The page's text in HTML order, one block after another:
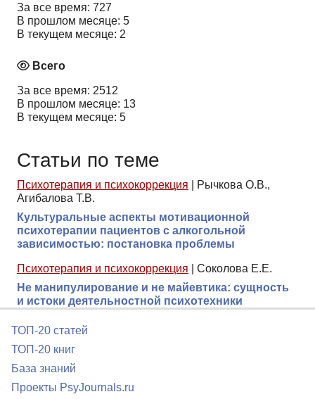
За все время: 727
В прошлом месяце: 5
В текущем месяце: 2
Всего
За все время: 2512
В прошлом месяце: 13
В текущем месяце: 5
Статьи по теме
Психотерапия и психокоррекция
Рычкова О.В.,
Агибалова Т.В.
Культуральные аспекты мотивационной
психотерапии пациентов с алкогольной
зависимостью: постановка проблемы
Психотерапия и психокоррекция
Соколова Е.Е.
Не манипулирование и не майевтика: сущность
и истоки деятельностной психотехники
ТОП-20 статей
ТОП-20 книг
База знаний
Проекты PsyJournals.ru